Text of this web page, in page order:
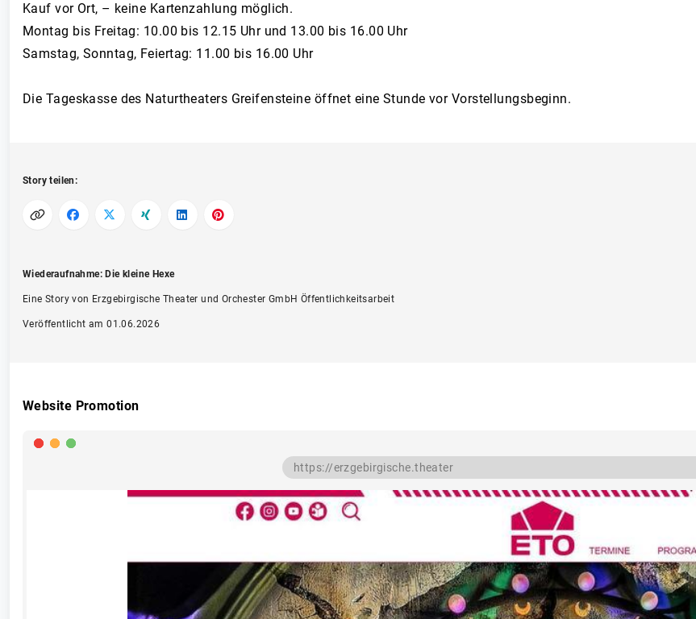
Kauf vor Ort, – keine Kartenzahlung möglich.
Montag bis Freitag: 10.00 bis 12.15 Uhr und 13.00 bis 16.00 Uhr
Samstag, Sonntag, Feiertag: 11.00 bis 16.00 Uhr
Die Tageskasse des Naturtheaters Greifensteine öffnet eine Stunde vor Vorstellungsbeginn.
Story teilen:
Wiederaufnahme: Die kleine Hexe
Eine Story von Erzgebirgische Theater und Orchester GmbH Öffentlichkeitsarbeit
Veröffentlicht am 01.06.2026
Website Promotion